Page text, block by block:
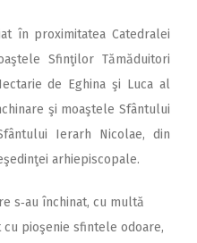
în proximitatea Catedralei
Sfinţilor Tămăduitori
de Eghina şi Luca al
şi moaştele Sfântului
Ierarh Nicolae, din
arhiepiscopale.
s‑au închinat, cu multă
pioşenie sfintele odoare,